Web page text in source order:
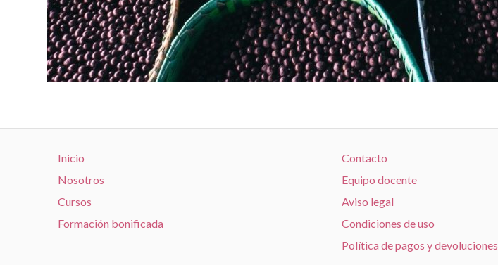
Inicio
Nosotros
Cursos
Formación bonificada
Contacto
Equipo docente
Aviso legal
Condiciones de uso
Política de pagos y devoluciones